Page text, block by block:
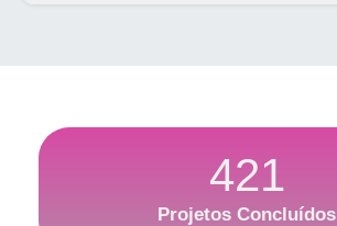
421
Projetos Concluídos